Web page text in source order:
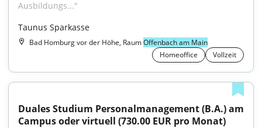
Ausbildungs..."
Taunus Sparkasse
Bad Homburg vor der Höhe, RaumOffenbach am Main
Homeoffice
Vollzeit
Duales Studium Personalmanagement (B.A.) am
Campus oder virtuell (730.00 EUR pro Monat)